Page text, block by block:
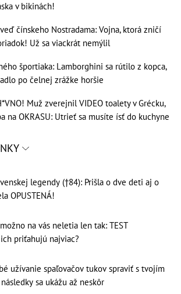
v bikinách!
čínskeho Nostradama: Vojna, ktorá zničí
Už sa viackrát nemýlil
športiaka: Lamborghini sa rútilo z kopca,
po čelnej zrážke horšie
Muž zverejnil VIDEO toalety v Grécku,
na OKRASU: Utrieť sa musíte ísť do kuchyne
legendy (†84): Prišla o dve deti aj o
OPUSTENÁ!
na vás neletia len tak: TEST
priťahujú najviac?
užívanie spaľovačov tukov spraviť s tvojím
sa ukážu až neskôr